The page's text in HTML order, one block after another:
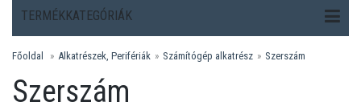
TERMÉKKATEGÓRIÁK
Főoldal Alkatrészek, Perifériák Számítógép alkatrész Szerszám
Szerszám